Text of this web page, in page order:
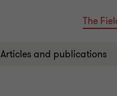
The
Articles and publications